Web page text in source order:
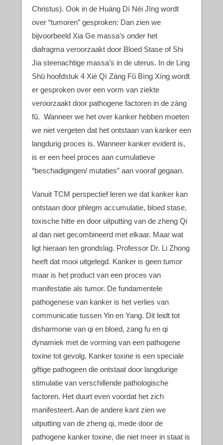
Christus). Ook in de Huáng Dì Nèi Jīng wordt
over “tumoren” gesproken: Dan zien we
bijvoorbeeld Xia Ge massa’s onder het
diafragma veroorzaakt door Bloed Stase of Shi
Jia steenachtige massa’s in de uterus. In de Ling
Shū hoofdstuk 4 Xié Qì Zàng Fŭ Bìng Xíng wordt
er gesproken over een vorm van ziekte
veroorzaakt door pathogene factoren in de zàng
fŭ. Wanneer we het over kanker hebben moeten
we niet vergeten dat het ontstaan van kanker een
langdurig proces is. Wanneer kanker evident is,
is er een heel proces aan cumulatieve
“beschadigingen/ mutaties” aan vooraf gegaan.
Vanuit TCM perspectief leren we dat kanker kan
ontstaan door phlegm accumulatie, bloed stase,
toxische hitte en door uitputting van de zheng Qi
al dan niet gecombineerd met elkaar. Maar wat
ligt hieraan ten grondslag. Professor Dr. Li Zhong
heeft dat mooi uitgelegd. Kanker is geen tumor
maar is het product van een proces van
manifestatie als tumor. De fundamentele
pathogenese van kanker is het verlies van
communicatie tussen Yin en Yang. Dit leidt tot
disharmonie van qi en bloed, zang fu en qi
dynamiek met de vorming van een pathogene
toxine tot gevolg. Kanker toxine is een speciale
giftige pathogeen die ontstaat door langdurige
stimulatie van verschillende pathologische
factoren. Het duurt even voordat het zich
manifesteert. Aan de andere kant zien we
uitputting van de zheng qi, mede door de
pathogene kanker toxine, die niet meer in staat is